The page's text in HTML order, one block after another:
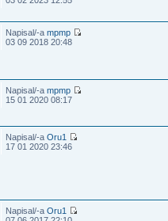
Napisal/-ampmp
03 09 2018 20:48
Napisal/-ampmp
15 01 2020 08:17
Napisal/-aOru1
17 01 2020 23:46
Napisal/-aOru1